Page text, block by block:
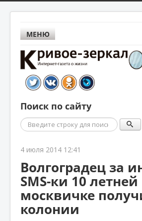
МЕНЮ
Поиск по сайту
Поиск
4 июля 2014 12:41
Волгоградец за
SMS-ки 10 летней
москвичке
колонии